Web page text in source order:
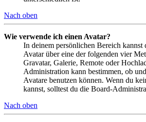
Nach oben
Wie verwende ich einen Avatar?
In deinem persönlichen Bereich kannst
Avatar über eine der folgenden vier
Gravatar, Galerie, Remote oder
Administration kann bestimmen, ob
Avatare benutzen können. Wenn du
kannst, solltest du die Board-
Nach oben